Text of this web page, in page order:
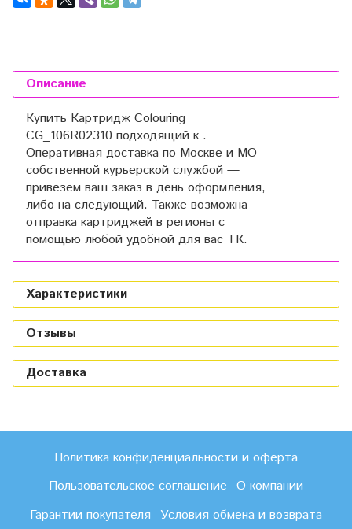
Описание
Купить Картридж Colouring
CG_106R02310 подходящий к .
Оперативная доставка по Москве и МО
собственной курьерской службой —
привезем ваш заказ в день оформления,
либо на следующий. Также возможна
отправка картриджей в регионы с
помощью любой удобной для вас ТК.
Характеристики
Отзывы
Доставка
Политика конфиденциальности и оферта
Пользовательское соглашение О компании
Гарантии покупателя Условия обмена и возврата